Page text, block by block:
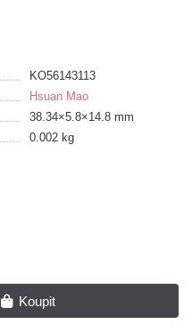
KO56143113
Hsuan Mao
38.34×5.8×14.8 mm
0.002 kg
Koupit